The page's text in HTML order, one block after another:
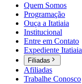
Quem Somos
Programação
Ouça a Itatiaia
Institucional
Entre em Contato
Expediente Itatiaia
Filiadas
Afiliadas
Trabalhe Conosco